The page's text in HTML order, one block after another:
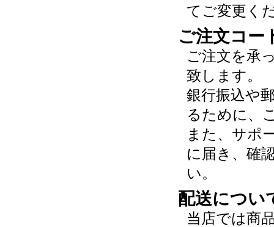
てご変更く
ご注文コー
ご注文を承
致します。
銀行振込や
るために、
また、サポ
に届き、確
い。
配送につい
当店では商